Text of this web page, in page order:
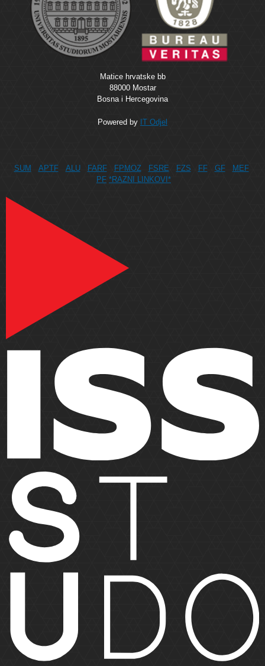
Matice hrvatske bb
88000 Mostar
Bosna i Hercegovina
Powered by IT Odjel
SUM APTF ALU FARF FPMOZ FSRE FZS FF GF
MEF
PF *RAZNI LINKOVI*